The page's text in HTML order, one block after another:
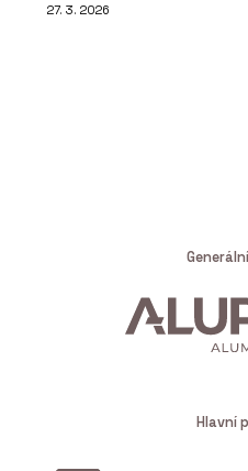
27. 3. 2026
Hlavní